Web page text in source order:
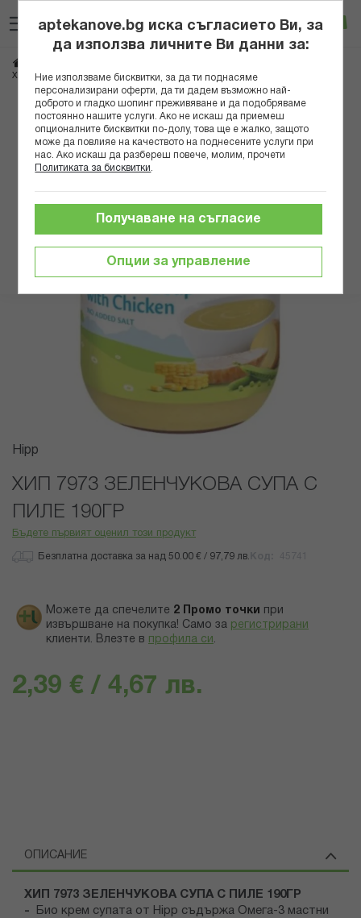
към
съдържанието
Вход
ХИП 7973 ЗЕЛЕНЧУКОВА СУПА С ПИЛЕ 190ГР
Преминете
края
Преминете
началото
галерия
със
Hipp
ХИП 7973 ЗЕЛЕНЧУКОВА СУПА С
ПИЛЕ 190ГР
Бъдете първият оценил този продукт
Безплатна доставка за над 50.00 € / 97,79 лв.
Можете да спечелите 2 Промо точки
при
извършване на покупка! Само за регистрирани
клиенти. Влезте в профила си .
2,39 € / 4,67 лв.
ОПИСАНИЕ
ХИП 7973 ЗЕЛЕНЧУКОВА СУПА С ПИЛЕ 190ГР
-
Био крем супата от Hipp съдържа Омега-3 мастни
aptekanove.bg иска съгласието Ви, за
да използва личните Ви данни за:
Ние използваме бисквитки, за да ти поднасяме
персонализирани оферти, да ти дадем възможно най-
доброто и гладко шопинг преживяване и да подобряваме
постоянно нашите услуги. Ако не искаш да приемеш
опционалните бисквитки по-долу, това ще е жалко, защото
може да повлияе на качеството на поднесените услуги при
нас. Ако искаш да разбереш повече, молим, прочети
Политиката за бисквитки
Опции за управление
Получаване на съгласие